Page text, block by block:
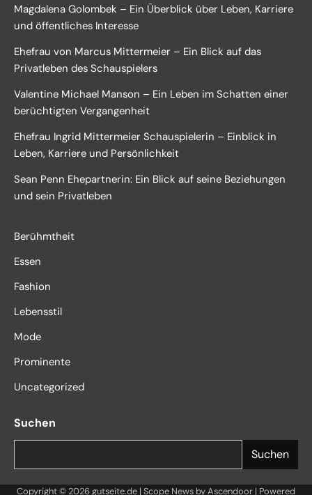
Magdalena Golombek – Ein Überblick über Leben, Karriere
und öffentliches Interesse
Ehefrau von Marcus Mittermeier – Ein Blick auf das
Privatleben des Schauspielers
Valentine Michael Manson – Ein Leben im Schatten einer
berüchtigten Vergangenheit
Ehefrau Ingrid Mittermeier Schauspielerin – Einblick in
Leben, Karriere und Persönlichkeit
Sean Penn Ehepartnerin: Ein Blick auf seine Beziehungen
und sein Privatleben
Berühmtheit
Essen
Fashion
Lebensstil
Mode
Prominente
Uncategorized
Suchen
Suchen
Copyright © 2026gutseite.de | Scope News byAscendoor | Powered